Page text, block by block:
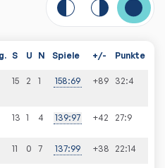
S U N Spiele +/- Punkte
15 2 1 158:69 +89 32:4
13 1 4 139:97 +42 27:9
11 0 7 137:99 +38 22:14